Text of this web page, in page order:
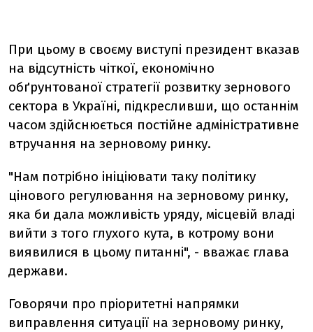
При цьому в своєму виступі президент вказав
на відсутність чіткої, економічно
обґрунтованої стратегії розвитку зернового
сектора в Україні, підкресливши, що останнім
часом здійснюється постійне адміністративне
втручання на зерновому ринку.
"Нам потрібно ініціювати таку політику
цінового регулювання на зерновому ринку,
яка би дала можливість уряду, місцевій владі
вийти з того глухого кута, в котрому вони
виявилися в цьому питанні", - вважає глава
держави.
Говорячи про пріоритетні напрямки
виправлення ситуації на зерновому ринку,